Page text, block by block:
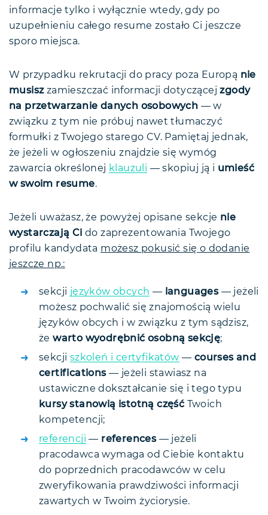
informacje tylko i wyłącznie wtedy, gdy po
uzupełnieniu całego resume zostało Ci jeszcze
sporo miejsca.
W przypadku rekrutacji do pracy poza Europą nie
musiszzamieszczać informacji dotyczącejzgody
na przetwarzanie danych osobowych — w
związku z tym nie próbuj nawet tłumaczyć
formułki z Twojego starego CV. Pamiętaj jednak,
że jeżeli w ogłoszeniu znajdzie się wymóg
zawarcia określonej klauzuli — skopiuj ją i umieść
w swoim resume.
Jeżeli uważasz, że powyżej opisane sekcje nie
wystarczają Ci do zaprezentowania Twojego
profilu kandydata możesz pokusić się o dodanie
jeszcze np.:
sekcji języków obcych — languages— jeżeli
możesz pochwalić się znajomością wielu
języków obcych i w związku z tym sądzisz,
żewarto wyodrębnić osobną sekcję;
sekcji szkoleń i certyfikatów — courses and
certifications— jeżeli stawiasz na
ustawiczne dokształcanie się i tego typu
kursy stanowią istotną częśćTwoich
kompetencji;
referencji — references— jeżeli
pracodawca wymaga od Ciebie kontaktu
do poprzednich pracodawców w celu
zweryfikowania prawdziwości informacji
zawartych w Twoim życiorysie.